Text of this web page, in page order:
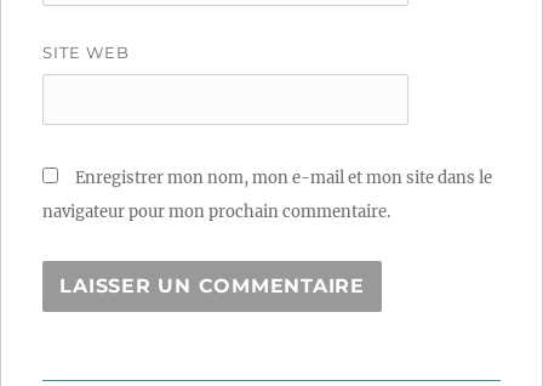
SITE WEB
Enregistrer mon nom, mon e-mail et mon site dans le
navigateur pour mon prochain commentaire.